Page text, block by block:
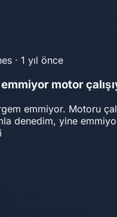
· 1 yıl önce
motor
emmiyor. Motoru
denedim, yine